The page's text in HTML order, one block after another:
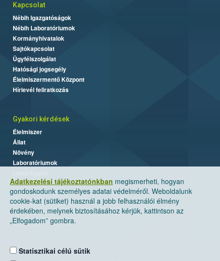
Adatkezelési tájékoztatónkban megismerheti, hogyan
gondoskodunk személyes adatai védelméről. Weboldalunk
cookie-kat (sütiket) használ a jobb felhasználói élmény
érdekében, melynek biztosításához kérjük, kattintson az
„Elfogadom” gombra.
Statisztikai célú sütik
Kapcsolat
Nébih Igazgatóságok
Nébih Laboratóriumok
Kormányhivatalok
Sajtókapcsolat
Ügyfélszolgálat
Hatósági jogsegély
Élelmiszermentő Központ
Hírlevél feliratkozás
Gyakori kérdések
Élelmiszer
Állat
Növény
Laboratóriumok